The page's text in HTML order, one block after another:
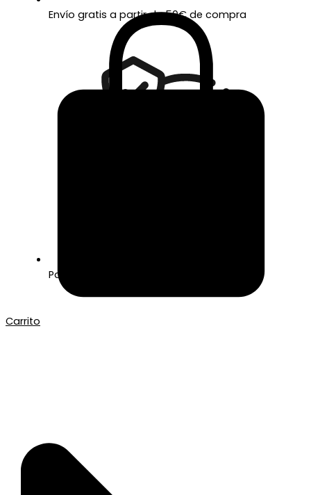
Carrito
Envío gratis a partir de 50€ de compra
Pago seguro con Tarjeta o Bizum